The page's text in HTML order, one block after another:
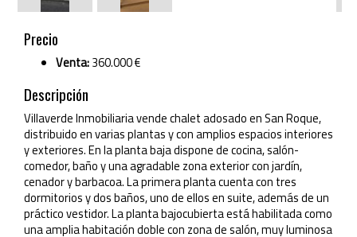
Precio
Venta:360.000 €
Descripción
Villaverde Inmobiliaria vende chalet adosado en San Roque,
distribuido en varias plantas y con amplios espacios interiores
y exteriores. En la planta baja dispone de cocina, salón-
comedor, baño y una agradable zona exterior con jardín,
cenador y barbacoa. La primera planta cuenta con tres
dormitorios y dos baños, uno de ellos en suite, además de un
práctico vestidor. La planta bajocubierta está habilitada como
una amplia habitación doble con zona de salón, muy luminosa